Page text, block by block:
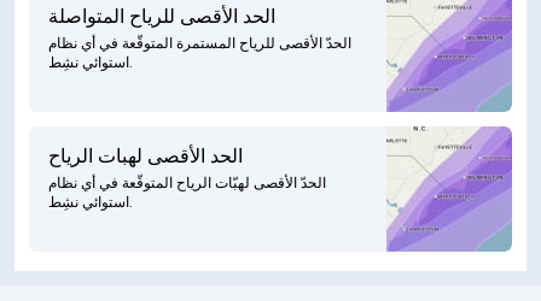
الحد الأقصى للرياح المتواصلة
الحدّ الأقصى للرياح المستمرة المتوقّعة في أي نظام
استوائي نشِط.
الحد الأقصى لهبات الرياح
الحدّ الأقصى لهبّات الرياح المتوقّعة في أي نظام
استوائي نشِط.